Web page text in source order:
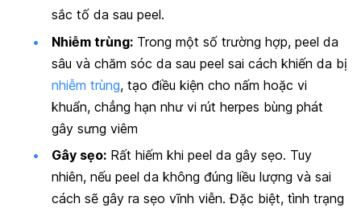
sắc tố da sau peel.
Nhiễm trùng: Trong một số trường hợp, peel da
sâu và chăm sóc da sau peel sai cách khiến da bị
nhiễm trùng, tạo điều kiện cho nấm hoặc vi
khuẩn, chẳng hạn như vi rút herpes bùng phát
gây sưng viêm
Gây sẹo: Rất hiếm khi peel da gây sẹo. Tuy
nhiên, nếu peel da không đúng liều lượng và sai
cách sẽ gây ra sẹo vĩnh viễn. Đặc biệt, tình trạng